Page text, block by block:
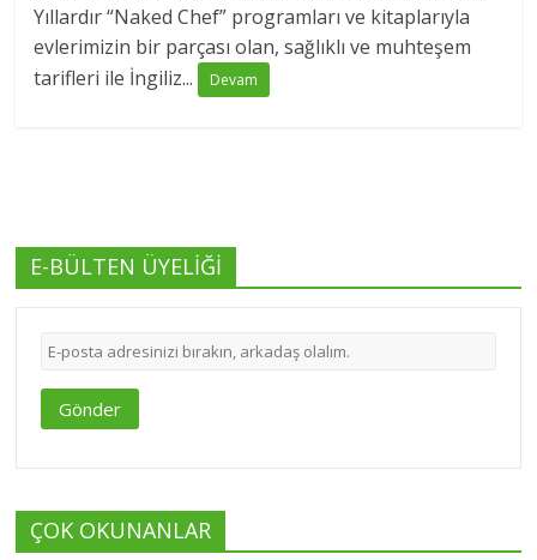
Yıllardır “Naked Chef” programları ve kitaplarıyla
evlerimizin bir parçası olan, sağlıklı ve muhteşem
tarifleri ile İngiliz...
Devam
E-BÜLTEN ÜYELİĞİ
Gönder
ÇOK OKUNANLAR